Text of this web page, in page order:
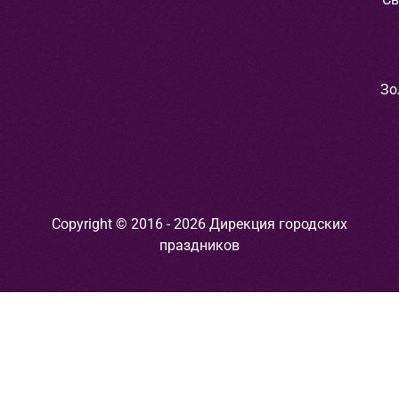
Copyright © 2016 - 2026 Дирекция городских
праздников